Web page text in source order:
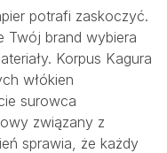
potrafi zaskoczyć.
Twój brand wybiera
Korpus Kagura
włókien
surowca
związany z
sprawia, że każdy